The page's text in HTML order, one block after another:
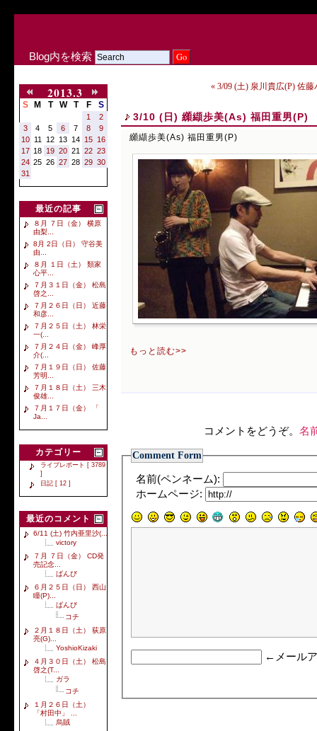
Blog内を検索
2013.3
S M T W T F S
1
2
3
4 5 6 7 8
9
10 11 12 13 14 15 16
17 18 19 20 21 22 23
24 25 26 27 28 29 30
31
最近の記事
８月 ７日（金） 横原
由梨...
8月 2日（日） 守谷美
由...
８月 １日（土） 類家
心平...
７月３１日（金） 松島
啓之...
７月２６日（日） 近藤
和彦...
７月２５日（土） 林栄
一(...
７月２４日（金） 峰厚
介(...
７月１９日（日） 佐藤
芳明...
７月１８日（土） 三木
俊雄...
７月１７日（金） 「
Ja...
カテゴリー
ライブレポート [ 3789
]
日記 [ 12 ]
最近のコメント
6/11 (土) 竹内亜里沙(...
victory
７月 ７日（金） CD発
売記念...
ばんび
６月２５日（日） 西山
瞳(P)...
ばんび
コチ
２月１８日（土） 荻原
亮(G)...
YoshioKizaki
４月３０日（土） 松島
啓之(T...
ガラ
コチ
１月２６日（土）
「村田中」 ...
烏賊
« 3/09 (土) 泉川貴広(P) 佐
3/10 (日) 纐纈歩美(As) 福田重男(P)
纐纈歩美(As) 福田重男(P)
もっと読む>>
コメントをどうぞ。 名
Comment Form
名前(ペンネーム):
ホームページ:
←メール